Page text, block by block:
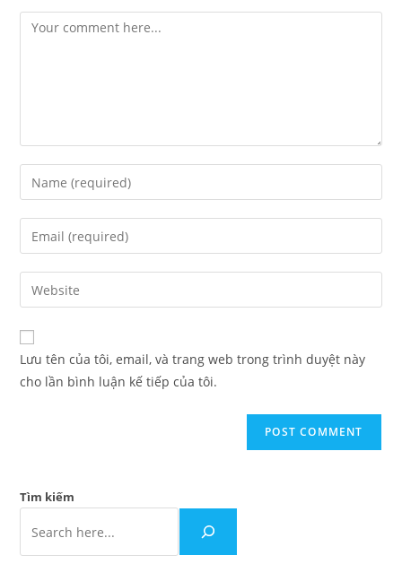
Lưu tên của tôi, email, và trang web trong trình duyệt này
cho lần bình luận kế tiếp của tôi.
Tìm kiếm